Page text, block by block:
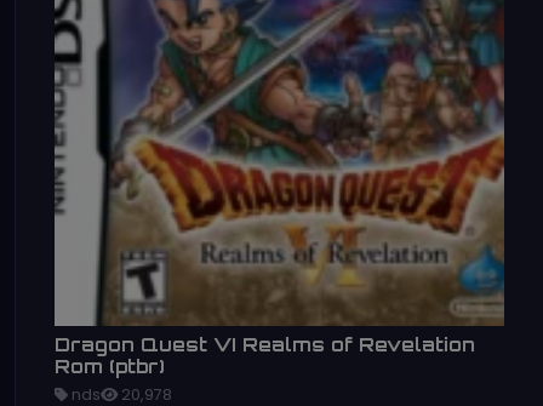
Dragon Quest VI Realms of Revelation
Rom (ptbr)
nds 20,978